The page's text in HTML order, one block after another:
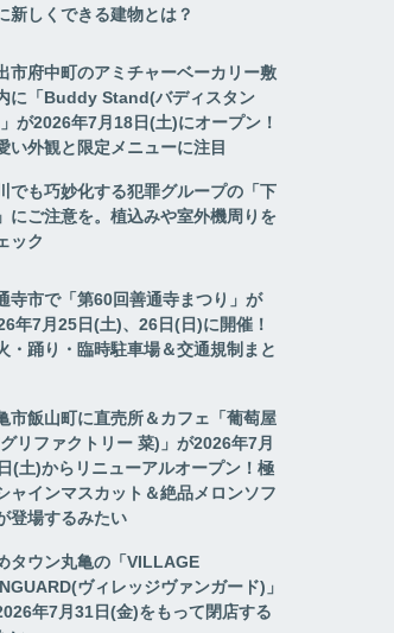
新しくできる建物とは？
市府中町のアミチャーベーカリー敷
に「Buddy Stand(バディスタン
」が2026年7月18日(土)にオープン！
い外観と限定メニューに注目
でも巧妙化する犯罪グループの「下
にご注意を。植込みや室外機周りを
ック
寺市で「第60回善通寺まつり」が
年7月25日(土)、26日(日)に開催！
・踊り・臨時駐車場＆交通規制まと
市飯山町に直売所＆カフェ「葡萄屋
リファクトリー 菜)」が2026年7月
(土)からリニューアルオープン！極
ャインマスカット＆絶品メロンソフ
登場するみたい
タウン丸亀の「VILLAGE
ヴィレッジヴァンガード)」
年7月31日(金)をもって閉店する